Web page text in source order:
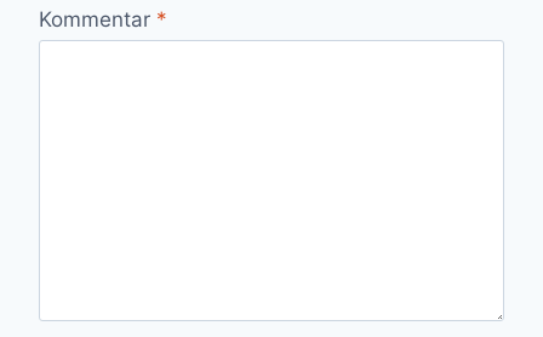
Kommentar *